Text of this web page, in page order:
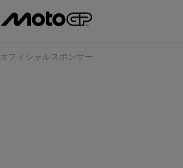
オフィシャルスポンサー